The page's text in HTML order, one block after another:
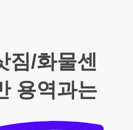
짐/화물센
용역과는